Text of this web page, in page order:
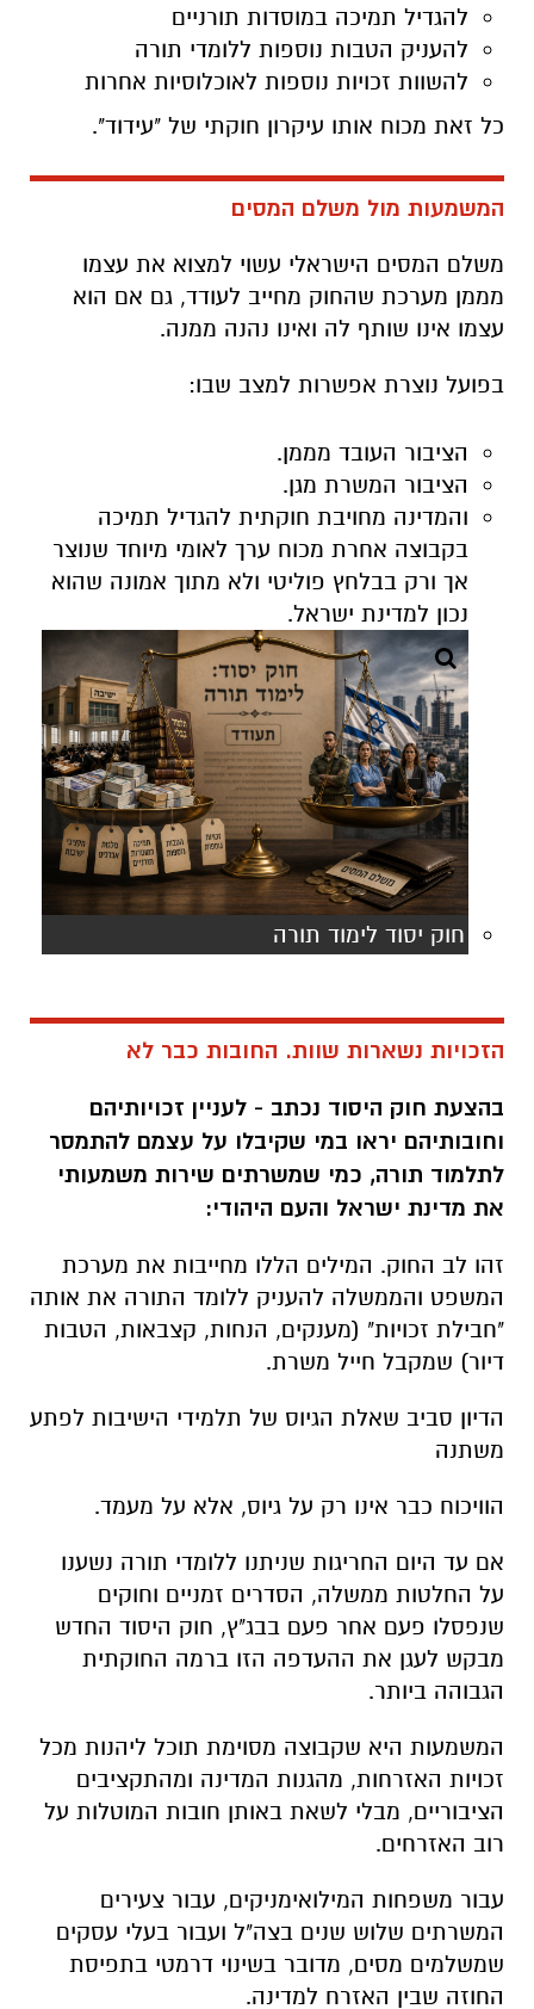
להגדיל תמיכה במוסדות תורניים
להעניק הטבות נוספות ללומדי תורה
להשוות זכויות נוספות לאוכלוסיות אחרות
כל זאת מכוח אותו עיקרון חוקתי של "עידוד".
המשמעות מול משלם המסים
משלם המסים הישראלי עשוי למצוא את עצמו
מממן מערכת שהחוק מחייב לעודד, גם אם הוא
עצמו אינו שותף לה ואינו נהנה ממנה.
בפועל נוצרת אפשרות למצב שבו:
הציבור העובד מממן.
הציבור המשרת מגן.
והמדינה מחויבת חוקתית להגדיל תמיכה
בקבוצה אחרת מכוח ערך לאומי מיוחד שנוצר
אך ורק בבלחץ פוליטי ולא מתוך אמונה שהוא
נכון למדינת ישראל.
חוק יסוד לימוד תורה
הזכויות נשארות שוות. החובות כבר לא
בהצעת חוק היסוד נכתב - לעניין זכויותיהם
וחובותיהם יראו במי שקיבלו על עצמם להתמסר
לתלמוד תורה, כמי שמשרתים שירות משמעותי
את מדינת ישראל והעם היהודי:
זהו לב החוק. המילים הללו מחייבות את מערכת
המשפט והממשלה להעניק ללומד התורה את אותה
"חבילת זכויות" (מענקים, הנחות, קצבאות, הטבות
דיור) שמקבל חייל משרת.
הדיון סביב שאלת הגיוס של תלמידי הישיבות לפתע
משתנה
הוויכוח כבר אינו רק על גיוס, אלא על מעמד.
אם עד היום החריגות שניתנו ללומדי תורה נשענו
על החלטות ממשלה, הסדרים זמניים וחוקים
שנפסלו פעם אחר פעם בבג"ץ, חוק היסוד החדש
מבקש לעגן את ההעדפה הזו ברמה החוקתית
הגבוהה ביותר.
המשמעות היא שקבוצה מסוימת תוכל ליהנות מכל
זכויות האזרחות, מהגנות המדינה ומהתקציבים
הציבוריים, מבלי לשאת באותן חובות המוטלות על
רוב האזרחים.
עבור משפחות המילואימניקים, עבור צעירים
המשרתים שלוש שנים בצה"ל ועבור בעלי עסקים
שמשלמים מסים, מדובר בשינוי דרמטי בתפיסת
החוזה שבין האזרח למדינה.